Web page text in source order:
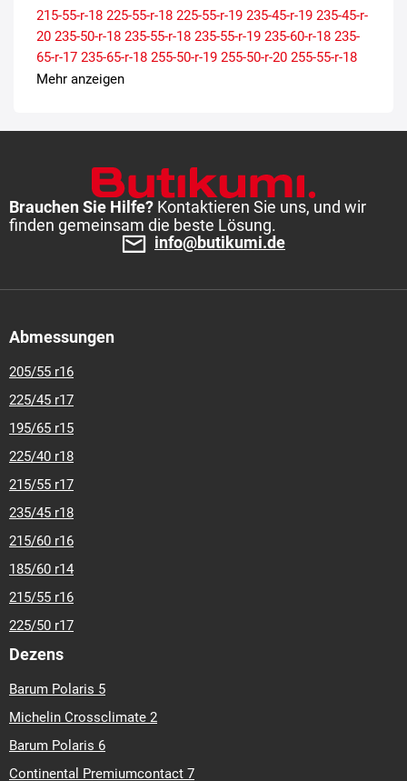
215-55-r-18 225-55-r-18 225-55-r-19 235-45-r-19 235-45-r-
20 235-50-r-18 235-55-r-18 235-55-r-19 235-60-r-18 235-
65-r-17 235-65-r-18 255-50-r-19 255-50-r-20 255-55-r-18
255-55-r-19 255-60-r-18
Mehr anzeigen
Brauchen Sie Hilfe? Kontaktieren Sie uns, und wir
finden gemeinsam die beste Lösung.
info@butikumi.de
Abmessungen
205/55 r16
225/45 r17
195/65 r15
225/40 r18
215/55 r17
235/45 r18
215/60 r16
185/60 r14
215/55 r16
225/50 r17
Dezens
Barum Polaris 5
Michelin Crossclimate 2
Barum Polaris 6
Continental Premiumcontact 7